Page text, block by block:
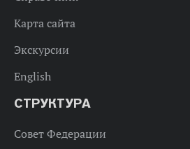
Карта сайта
Экскурсии
English
СТРУКТУРА
Совет Федерации